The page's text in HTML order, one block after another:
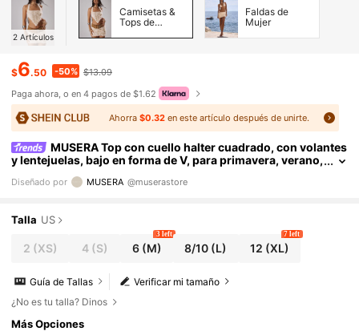
2 Artículos
Camisetas &
Tops de
Mujer
Faldas de
Mujer
$6.50 -50% $13.09
Paga ahora, o en 4 pagos de $1.62
Ahorra $0.32en este artículo después de unirte.
MUSERA Top con cuello halter cuadrado, con volantes
y lentejuelas, bajo en forma de V, para primavera, verano,
Diseñado por MUSERA @muserastore
Talla US
2 (XS) 4(S) 6(M)
3 left
8/10 (L) 12 (XL)
7 left
Verificar mi tamaño
Guía de Tallas
¿No es tu talla? Dinos
Más Opciones